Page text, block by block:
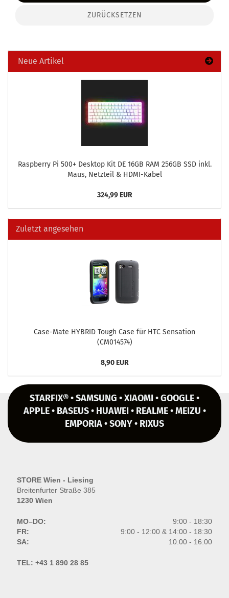
ZURÜCKSETZEN
Neue Artikel
Raspber­ry Pi 500+ Desk­top Kit DE 16GB RAM 256GB SSD inkl.
Maus, Netz­teil & HDMI-​Kabel
324,99 EUR
Zuletzt angesehen
Case-​Mate HY­BRID Tough Case für HTC Sen­sa­ti­on
(CM014574)
8,90 EUR
STARFIX® • SAMSUNG • XIAOMI • GOOGLE •
APPLE • BASEUS • HUAWEI • REALME • MEIZU •
EMPORIA • SONY • RIXUS
STORE Wien - Liesing
Breitenfurter Straße 385
1230 Wien
MO–DO:
9:00 - 18:30
FR:
9:00 - 12:00 & 14:00 - 18:30
SA:
10:00 - 16:00
TEL: +43 1 890 28 85